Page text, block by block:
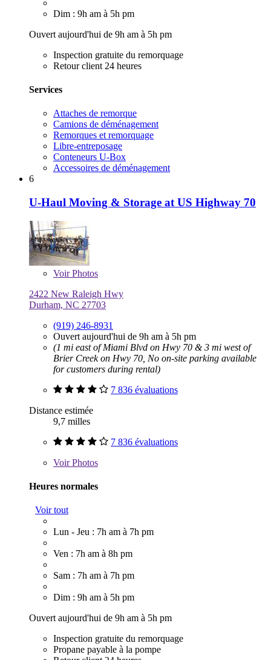
Dim : 9h am à 5h pm
Ouvert aujourd'hui de 9h am à 5h pm
Inspection gratuite du remorquage
Retour client 24 heures
Services
Attaches de remorque
Camions de déménagement
Remorques et remorquage
Libre-entreposage
Conteneurs U-Box
Accessoires de déménagement
6
U-Haul Moving & Storage at US Highway 70
VoirPhotos
2422 New Raleigh Hwy
Durham, NC 27703
(919) 246-8931
Ouvert aujourd'hui de 9h am à 5h pm
(1 mi east of Miami Blvd on Hwy 70 & 3 mi west of
Brier Creek on Hwy 70, No on-site parking available
for customers during rental)
7 836 évaluations
Distance estimée
9,7 milles
7 836 évaluations
VoirPhotos
Heures normales
Voir tout
Lun - Jeu : 7h am à 7h pm
Ven : 7h am à 8h pm
Sam : 7h am à 7h pm
Dim : 9h am à 5h pm
Ouvert aujourd'hui de 9h am à 5h pm
Inspection gratuite du remorquage
Propane payable à la pompe